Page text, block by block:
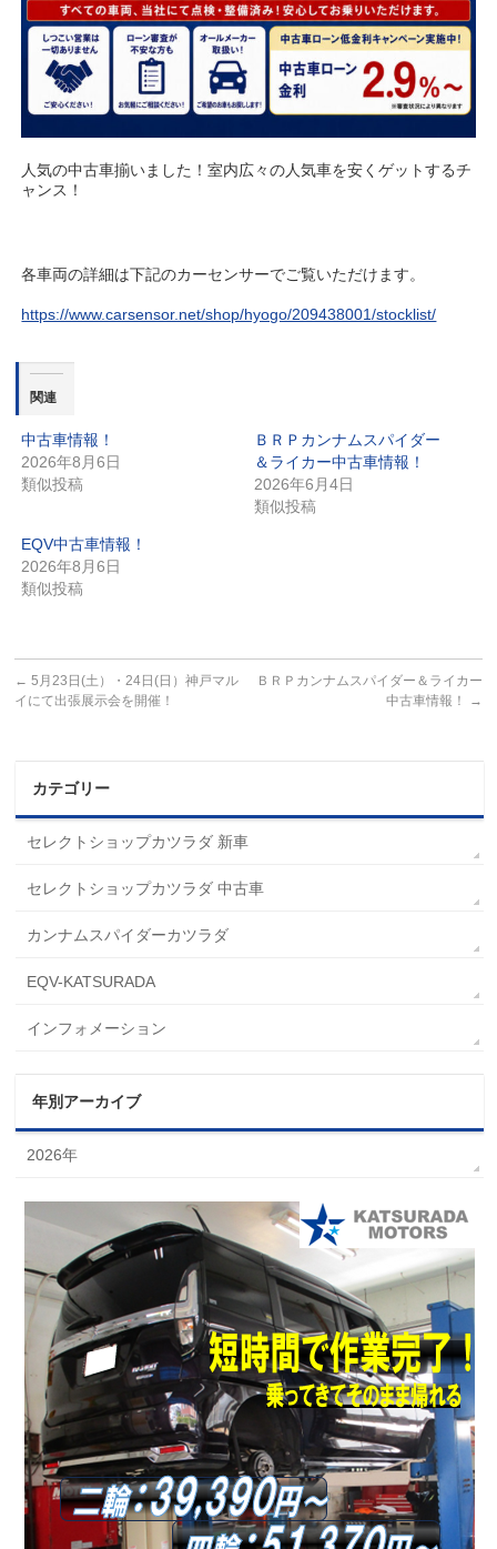
人気の中古車揃いました！室内広々の人気車を安くゲットするチ
ャンス！
各車両の詳細は下記のカーセンサーでご覧いただけます。
https://www.carsensor.net/shop/hyogo/209438001/stocklist/
関連
中古車情報！
2026年8月6日
類似投稿
ＢＲＰカンナムスパイダー
＆ライカー中古車情報！
2026年6月4日
類似投稿
EQV中古車情報！
2026年8月6日
類似投稿
← 5月23日(土）・24日(日）神戸マル
イにて出張展示会を開催！
ＢＲＰカンナムスパイダー＆ライカー
中古車情報！
→
カテゴリー
セレクトショップカツラダ 新車
セレクトショップカツラダ 中古車
カンナムスパイダーカツラダ
EQV-KATSURADA
インフォメーション
年別アーカイブ
2026年